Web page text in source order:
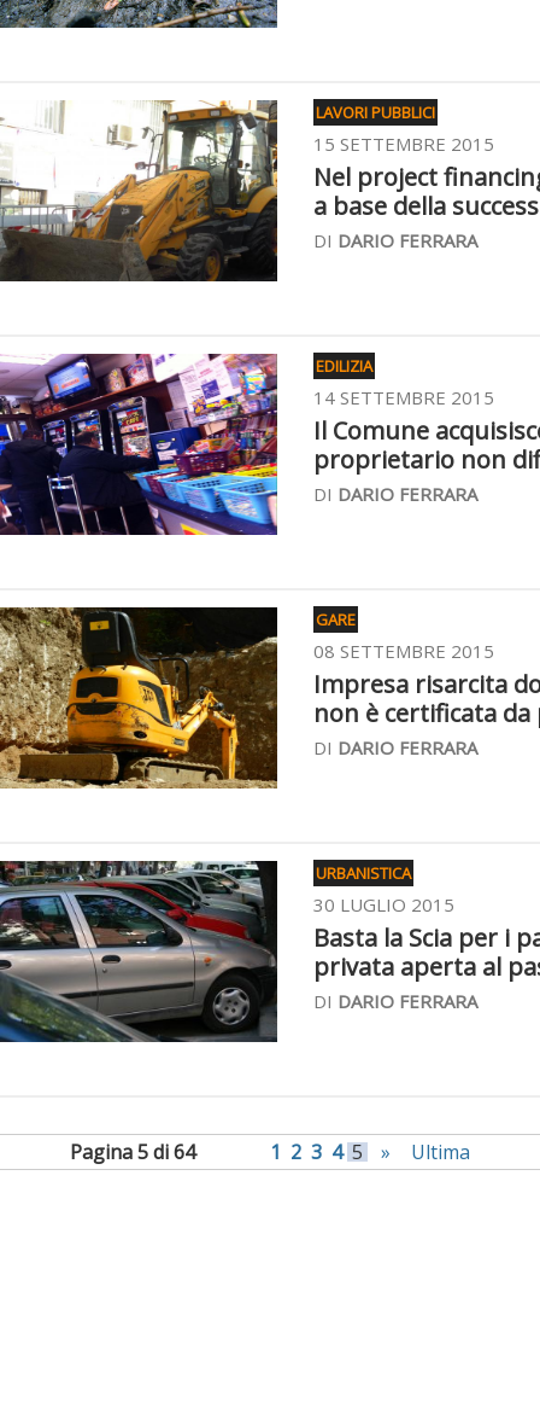
LAVORI PUBBLICI
15 SETTEMBRE 2015
Nel project
a base della
DI DARIO FERRARA
EDILIZIA
14 SETTEMBRE 2015
Il Comune
proprietario non
DI DARIO FERRARA
GARE
08 SETTEMBRE 2015
Impresa risarcita
non è certificata
DI DARIO FERRARA
URBANISTICA
30 LUGLIO 2015
Basta la Scia per i
privata aperta al
DI DARIO FERRARA
Pagina 5 di 64 1 2 3 4 5 » Ultima